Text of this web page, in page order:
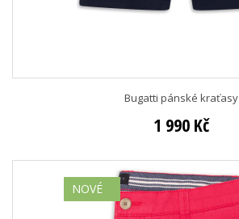
Bugatti pánské kraťasy
1 990 Kč
NOVÉ